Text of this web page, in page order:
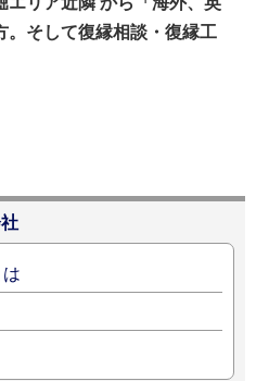
。そして復縁相談・復縁工
は